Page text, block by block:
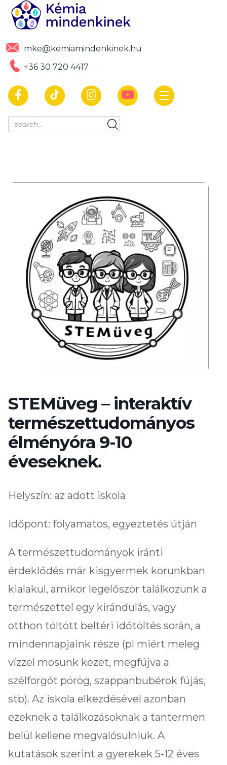
mke@kemiamindenkinek.hu
+36 30 720 4417
STEMüveg – interaktív
természettudományos
élményóra 9-10
éveseknek.
Helyszín: az adott iskola
Időpont: folyamatos, egyeztetés útján
A természettudományok iránti
érdeklődés már kisgyermek korunkban
kialakul, amikor legelőször találkozunk a
természettel egy kirándulás, vagy
otthon töltött beltéri időtöltés során, a
mindennapjaink része (pl miért meleg
vízzel mosunk kezet, megfújva a
szélforgót pörög, szappanbubérok fújás,
stb). Az iskola elkezdésével azonban
ezeknek a találkozásoknak a tantermen
belül kellene megvalósulniuk. A
kutatások szerint a gyerekek 5-12 éves